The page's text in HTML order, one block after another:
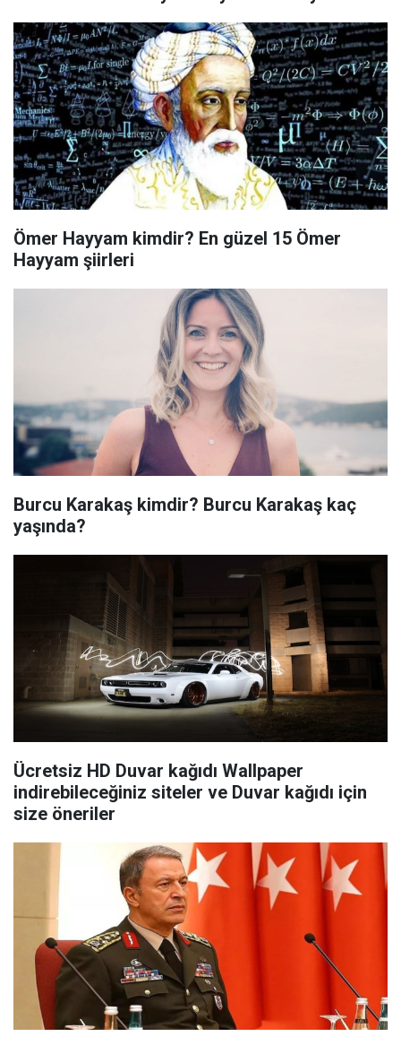
Ömer Hayyam kimdir? En güzel 15 Ömer
Hayyam şiirleri
Burcu Karakaş kimdir? Burcu Karakaş kaç
yaşında?
Ücretsiz HD Duvar kağıdı Wallpaper
indirebileceğiniz siteler ve Duvar kağıdı için
size öneriler